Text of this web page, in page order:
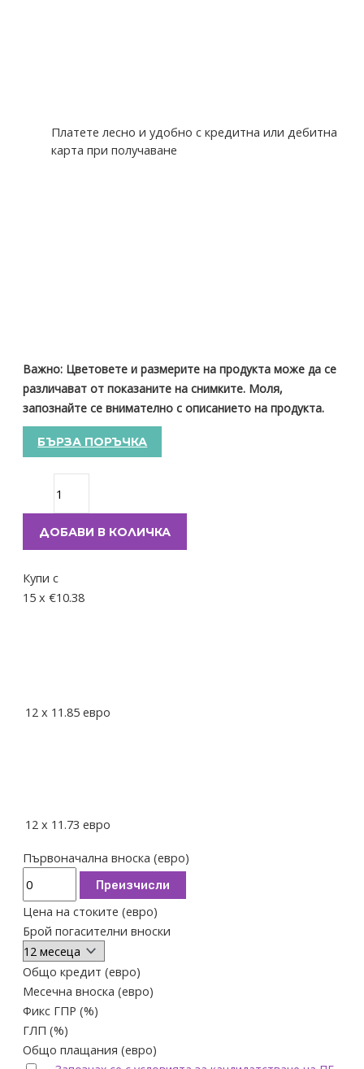
Платете лесно и удобно с кредитна или дебитна
карта при получаване
Важно: Цветовете и размерите на продукта може да се
различават от показаните на снимките. Моля,
запознайте се внимателно с описанието на продукта.
БЪРЗА ПОРЪЧКА
ДОБАВИ В КОЛИЧКА
Купи с
15 x €10.38
12 x 11.85 евро
12 x 11.73 евро
Първоначална вноска (евро)
Преизчисли
Цена на стоките (евро)
Брой погасителни вноски
Общо кредит (евро)
Месечна вноска (евро)
Фикс ГПР (%)
ГЛП (%)
Общо плащания (евро)